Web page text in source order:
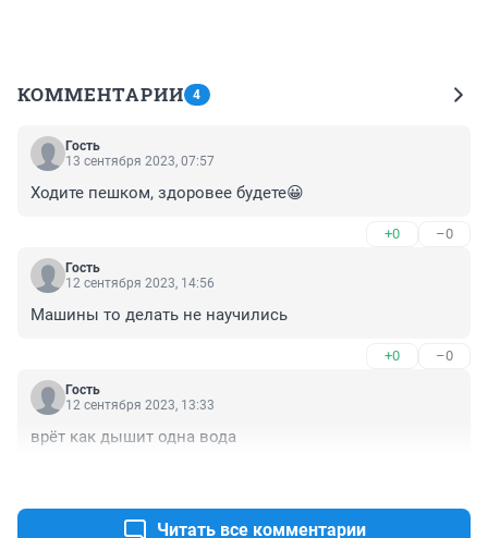
КОММЕНТАРИИ 4
Гость
13 сентября 2023, 07:57
Ходите пешком, здоровее будете😀
+0 –0
Гость
12 сентября 2023, 14:56
Машины то делать не научились
+0 –0
Гость
12 сентября 2023, 13:33
врёт как дышит одна вода
Читать все комментарии